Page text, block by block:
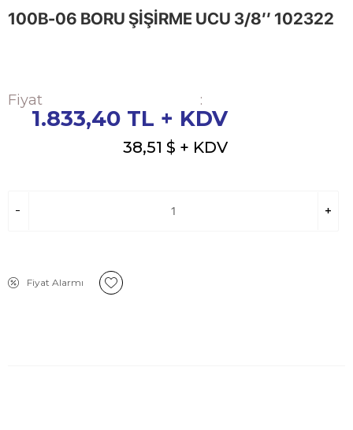
100B-06 BORU ŞİŞİRME UCU 3/8’’ 102322
Fiyat :
1.833,40TL + KDV
38,51 $ + KDV
Fiyat Alarmı